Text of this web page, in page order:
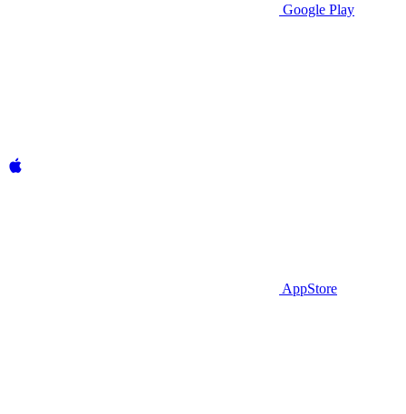
Google Play
AppStore